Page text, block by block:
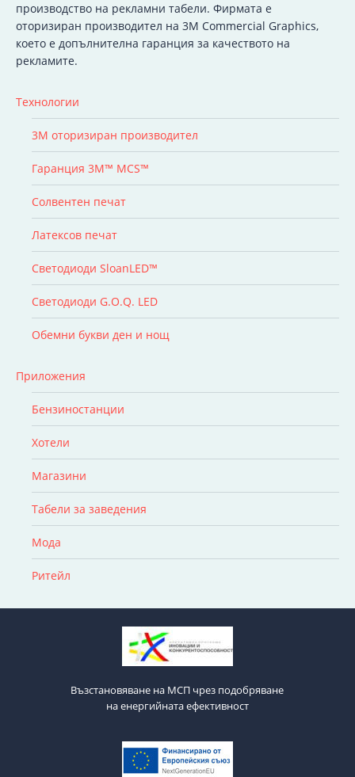
производство на рекламни табели. Фирмата е
оторизиран производител на 3M Commercial Graphics,
което е допълнителна гаранция за качеството на
рекламите.
Технологии
3M оторизиран производител
Гаранция 3M™ MCS™
Солвентен печат
Латексов печат
Светодиоди SloanLED™
Светодиоди G.O.Q. LED
Обемни букви ден и нощ
Приложения
Бензиностанции
Хотели
Магазини
Табели за заведения
Мода
Ритейл
Възстановяване на МСП чрез подобряване
на енергийната ефективност